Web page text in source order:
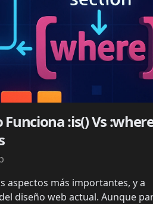
Funciona :is() Vs
aspectos más importantes, y a
diseño web actual. Aunque